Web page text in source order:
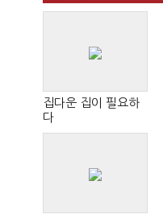
집다운 집이 필요하
다